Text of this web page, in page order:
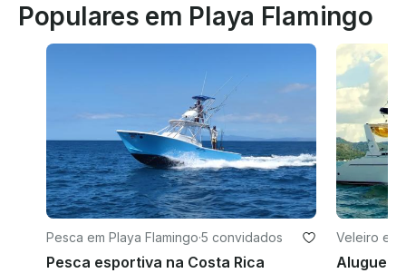
Populares em Playa Flamingo
Pesca em Playa Flamingo·5 convidados
Pesca esportiva na Costa Rica
Veleiro em